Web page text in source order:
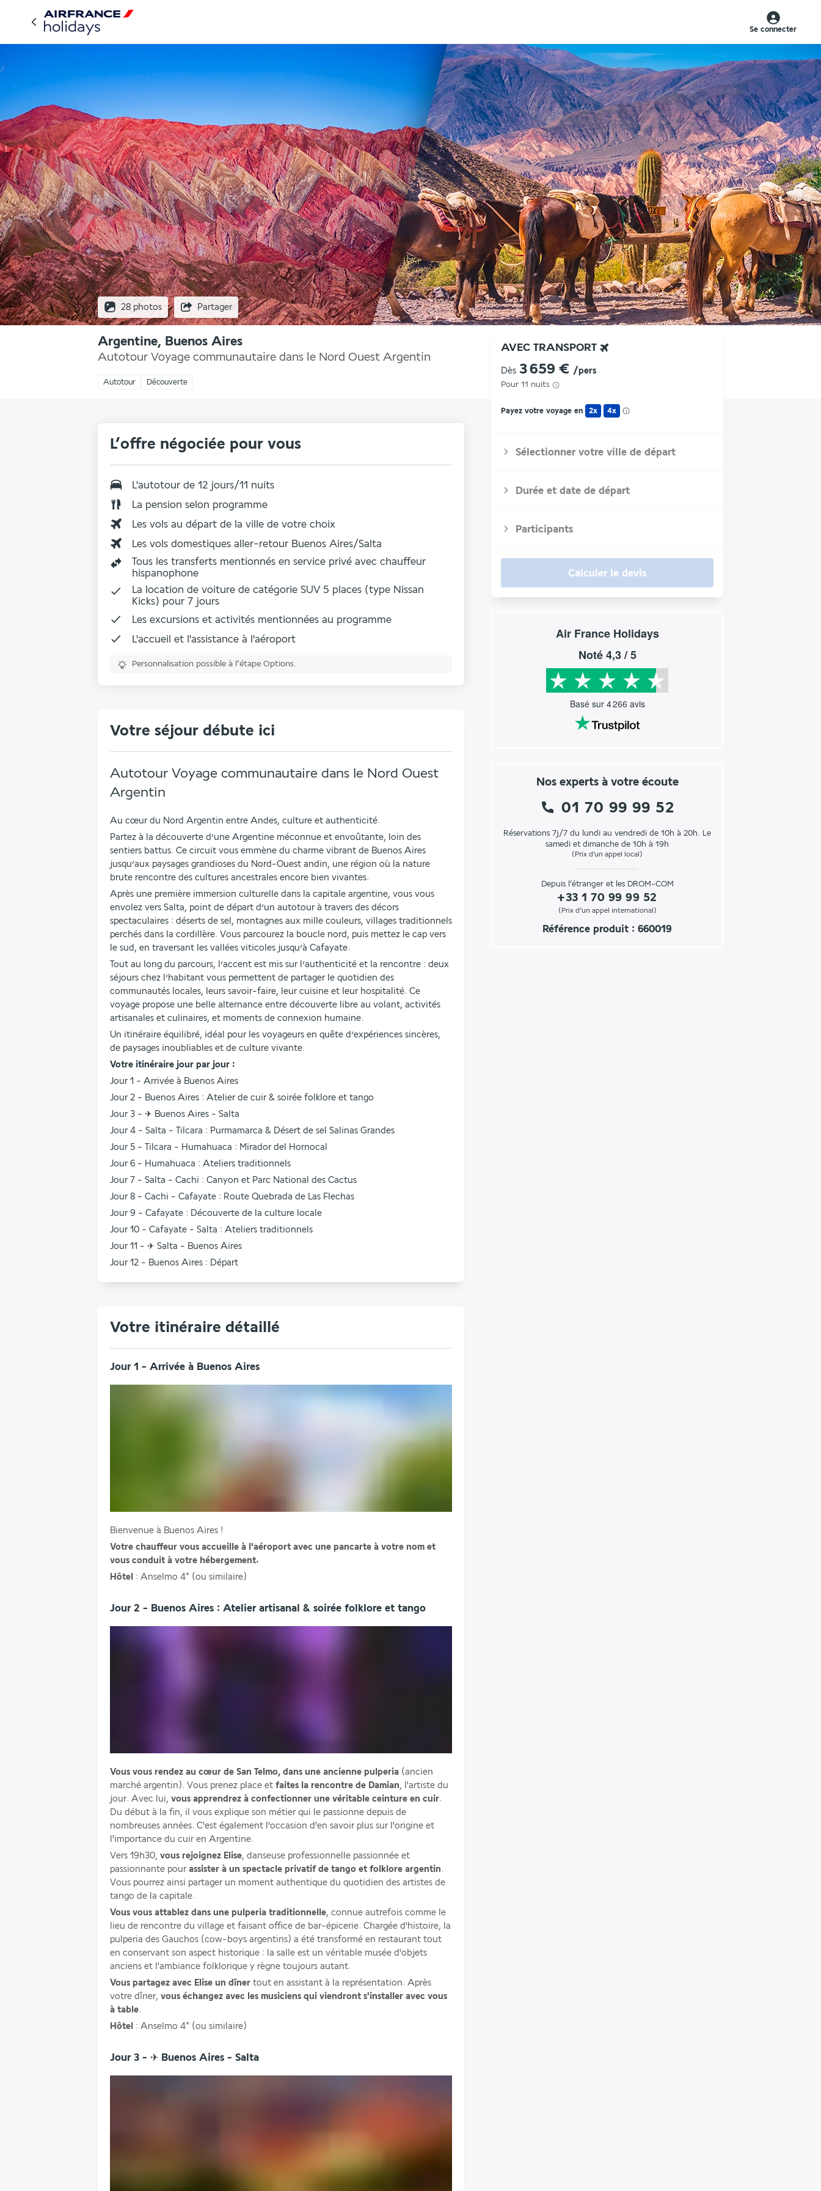
Se connecter
28 photos Partager
Argentine, Buenos Aires
Autotour Voyage communautaire dans le Nord Ouest Argentin
Autotour Découverte
AVEC TRANSPORT
Dès 3 659 € /pers
Pour 11 nuits
Payez votre voyage en 2x 4x
Sélectionner votre ville de départ
Durée et date de départ
Participants
Calculer le devis
Air France Holidays
Noté4,3/ 5
Basé sur 4 266 avis
Nos experts à votre écoute
01 70 99 99 52
Réservations 7j/7 du lundi au vendredi de 10h à 20h. Le
samedi et dimanche de 10h à 19h
(Prix d'un appel local)
Depuis l’étranger et les DROM-COM
+33 1 70 99 99 52
(Prix d’un appel international)
Référence produit : 660019
L’offre négociée pour vous
L'autotour de 12 jours/11 nuits
La pension selon programme
Les vols au départ de la ville de votre choix
Les vols domestiques aller-retour Buenos Aires/Salta
Tous les transferts mentionnés en service privé avec chauffeur
hispanophone
La location de voiture de catégorie SUV 5 places (type Nissan
Kicks) pour 7 jours
Les excursions et activités mentionnées au programme
L'accueil et l'assistance à l'aéroport
Personnalisation possible à l’étape Options.
Votre séjour débute ici
Autotour Voyage communautaire dans le Nord Ouest
Argentin
Au cœur du Nord Argentin entre Andes, culture et authenticité.
Partez à la découverte d’une Argentine méconnue et envoûtante, loin des
sentiers battus. Ce circuit vous emmène du charme vibrant de Buenos Aires
jusqu’aux paysages grandioses du Nord-Ouest andin, une région où la nature
brute rencontre des cultures ancestrales encore bien vivantes.
Après une première immersion culturelle dans la capitale argentine, vous vous
envolez vers Salta, point de départ d’un autotour à travers des décors
spectaculaires : déserts de sel, montagnes aux mille couleurs, villages traditionnels
perchés dans la cordillère. Vous parcourez la boucle nord, puis mettez le cap vers
le sud, en traversant les vallées viticoles jusqu’à Cafayate.
Tout au long du parcours, l’accent est mis sur l’authenticité et la rencontre : deux
séjours chez l’habitant vous permettent de partager le quotidien des
communautés locales, leurs savoir-faire, leur cuisine et leur hospitalité. Ce
voyage propose une belle alternance entre découverte libre au volant, activités
artisanales et culinaires, et moments de connexion humaine.
Un itinéraire équilibré, idéal pour les voyageurs en quête d’expériences sincères,
de paysages inoubliables et de culture vivante.
Votre itinéraire jour par jour :
Jour 1 - Arrivée à Buenos Aires
Jour 2 - Buenos Aires : Atelier de cuir & soirée folklore et tango
Jour 3 - ✈︎ Buenos Aires - Salta
Jour 4 - Salta - Tilcara : Purmamarca & Désert de sel Salinas Grandes
Jour 5 - Tilcara - Humahuaca : Mirador del Hornocal
Jour 6 - Humahuaca : Ateliers traditionnels
Jour 7 - Salta - Cachi : Canyon et Parc National des Cactus
Jour 8 - Cachi - Cafayate : Route Quebrada de Las Flechas
Jour 9 - Cafayate : Découverte de la culture locale
Jour 10 - Cafayate - Salta : Ateliers traditionnels
Jour 11 - ✈︎ Salta - Buenos Aires
Jour 12 - Buenos Aires : Départ
Votre itinéraire détaillé
Jour 1 - Arrivée à Buenos Aires
Bienvenue à Buenos Aires !
Votre chauffeur vous accueille à l'aéroport avec une pancarte à votre nom et
vous conduit à votre hébergement.
Hôtel : Anselmo 4* (ou similaire)
Jour 2 - Buenos Aires : Atelier artisanal & soirée folklore et tango
Vous vous rendez au cœur de San Telmo, dans une ancienne pulperia (ancien
marché argentin). Vous prenez place et faites la rencontre de Damian, l'artiste du
jour. Avec lui, vous apprendrez à confectionner une véritable ceinture en cuir.
Du début à la fin, il vous explique son métier qui le passionne depuis de
nombreuses années. C'est également l'occasion d'en savoir plus sur l'origine et
l'importance du cuir en Argentine.
Vers 19h30, vous rejoignez Elise, danseuse professionnelle passionnée et
passionnante pour assister à un spectacle privatif de tango et folklore argentin.
Vous pourrez ainsi partager un moment authentique du quotidien des artistes de
tango de la capitale.
Vous vous attablez dans une pulperia traditionnelle, connue autrefois comme le
lieu de rencontre du village et faisant office de bar-épicerie. Chargée d'histoire, la
pulperia des Gauchos (cow-boys argentins) a été transformé en restaurant tout
en conservant son aspect historique : la salle est un véritable musée d'objets
anciens et l'ambiance folklorique y règne toujours autant.
Vous partagez avec Elise un dîner tout en assistant à la représentation. Après
votre dîner, vous échangez avec les musiciens qui viendront s'installer avec vous
à table.
Hôtel : Anselmo 4* (ou similaire)
Jour 3 - ✈︎ Buenos Aires - Salta